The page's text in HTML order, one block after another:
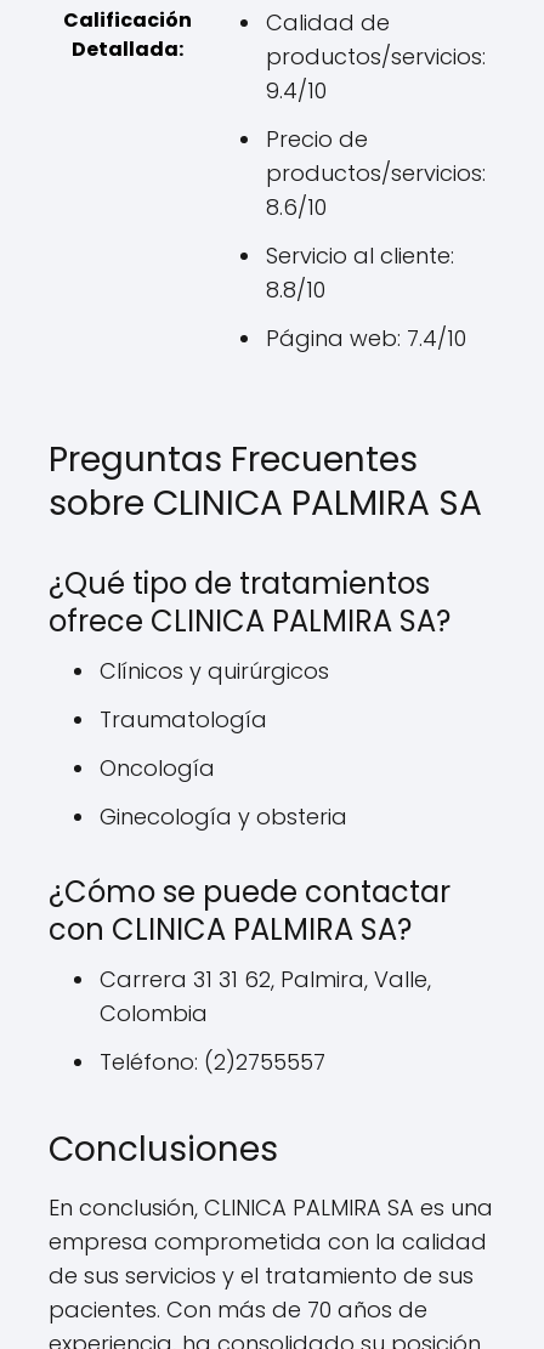
Calificación
Detallada:
Calidad de
productos/servicios:
9.4/10
Precio de
productos/servicios:
8.6/10
Servicio al cliente:
8.8/10
Página web: 7.4/10
Preguntas Frecuentes
sobre CLINICA PALMIRA SA
¿Qué tipo de tratamientos
ofrece CLINICA PALMIRA SA?
Clínicos y quirúrgicos
Traumatología
Oncología
Ginecología y obsteria
¿Cómo se puede contactar
con CLINICA PALMIRA SA?
Carrera 31 31 62, Palmira, Valle,
Colombia
Teléfono: (2)2755557
Conclusiones
En conclusión, CLINICA PALMIRA SA es una
empresa comprometida con la calidad
de sus servicios y el tratamiento de sus
pacientes. Con más de 70 años de